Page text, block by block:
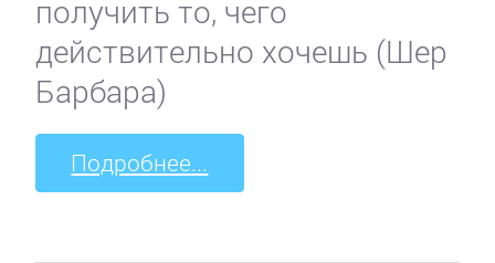
получить то, чего
действительно хочешь (Шер
Барбара)
Подробнее...